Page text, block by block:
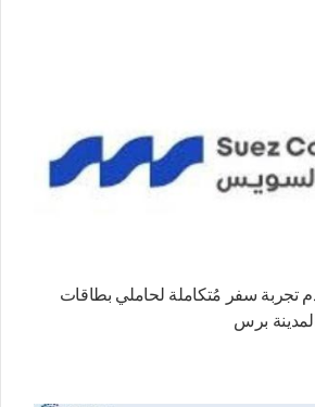
تجربة سفر مُتكاملة لحاملي بطاقات